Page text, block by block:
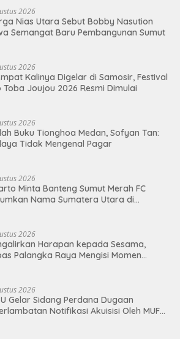
2026
Nias Utara Sebut Bobby Nasution
Semangat Baru Pembangunan Sumut
2026
Kalinya Digelar di Samosir, Festival
Toba Joujou 2026 Resmi Dimulai
2026
Buku Tionghoa Medan, Sofyan Tan:
Tidak Mengenal Pagar
2026
Minta Banteng Sumut Merah FC
Nama Sumatera Utara di
2026
Harapan kepada Sesama,
Palangka Raya Mengisi Momen
2026
Gelar Sidang Perdana Dugaan
Notifikasi Akuisisi Oleh MUFG